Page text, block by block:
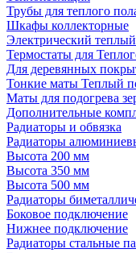
Трубы для теплого
Шкафы коллекторные
Электрический
Термостаты для
Для деревянных
Тонкие маты Теплый
Маты для подогрева
Дополнительные
Радиаторы и обвязка
Радиаторы
Высота 200 мм
Высота 350 мм
Высота 500 мм
Радиаторы
Боковое подключение
Нижнее подключение
Радиаторы стальные